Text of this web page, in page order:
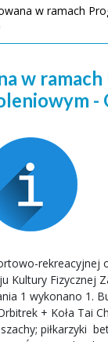
w ramach
w
Fizycznej
1 wykonano
+ Koła Tai
piłkarzyki 